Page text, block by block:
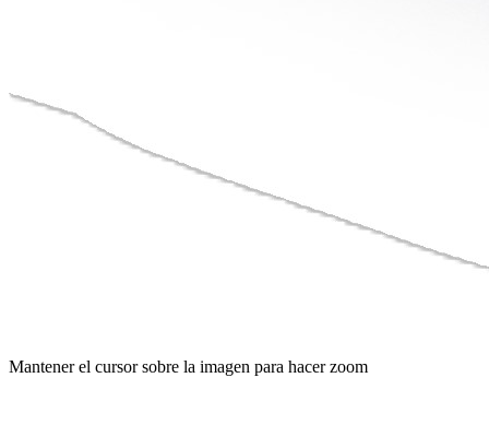
Mantener el cursor sobre la imagen para hacer zoom